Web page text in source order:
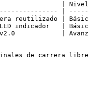
|
|
reutilizado |
indicador   |
v2.0            |
de carrera